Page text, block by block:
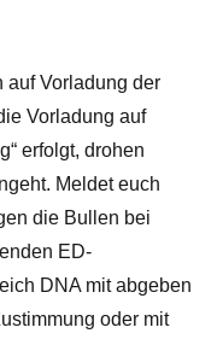
Vorladung der
Vorladung auf
erfolgt, drohen
Meldet euch
die Bullen bei
ED-
DNA mit abgeben
oder mit